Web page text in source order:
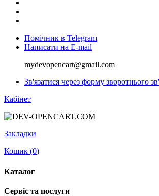
Помічник в Telegram
Написати на E-mail
mydevopencart@gmail.com
Зв'язатися через форму зворотнього
Кабінет
Закладки
Кошик (0)
Каталог
Сервіс та послуги